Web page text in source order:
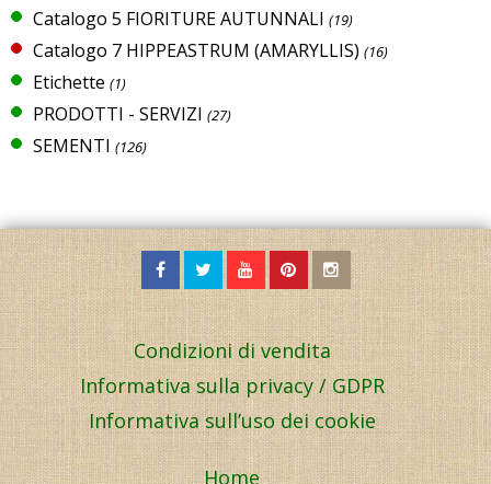
Catalogo 5 FIORITURE AUTUNNALI (19)
Catalogo 7 HIPPEASTRUM (AMARYLLIS) (16)
Etichette (1)
PRODOTTI - SERVIZI (27)
SEMENTI (126)
Condizioni di vendita
Informativa sulla privacy / GDPR
Informativa sull’uso dei cookie
Home